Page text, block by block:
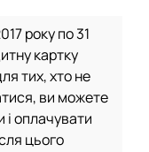
року по 31
картку
тих, хто не
ви можете
і оплачувати
цього